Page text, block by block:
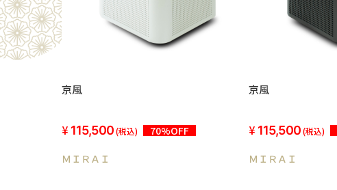
京風
115,500(税込) 70%OFF
ＭＩＲＡＩ
京風
115,500(税込)
ＭＩＲＡＩ